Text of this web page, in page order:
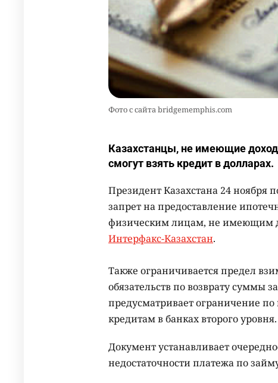
Фото с сайта bridgememphis.com
Казахстанцы, не имеющие
смогут взять кредит в долларах.
Президент Казахстана 24 ноября
запрет на предоставление
физическим лицам, не имеющим
Интерфакс-Казахстан.
Также ограничивается предел
обязательств по возврату суммы
предусматривает ограничение
кредитам в банках второго уровня.
Документ устанавливает
недостаточности платежа по